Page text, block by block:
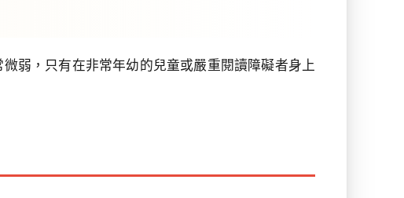
弱，只有在非常年幼的兒童或嚴重閱讀障礙者身上